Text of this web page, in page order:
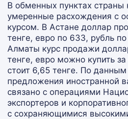
В обменных пунктах
умеренные расхождения с
курсом. В Астане доллар
тенге, евро по 633, рубль
Алматы курс продажи
тенге, евро можно купить
стоит 6,65 тенге. По
предложения иностранной
связано с операциями
экспортеров и
с сохраняющимися